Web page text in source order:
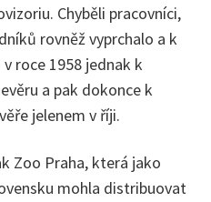
Chyběli pracovníci,
rovněž vyprchalo a k
roce 1958 jednak k
a pak dokonce k
jelenem v říji.
Zoo Praha, která jako
mohla distribuovat